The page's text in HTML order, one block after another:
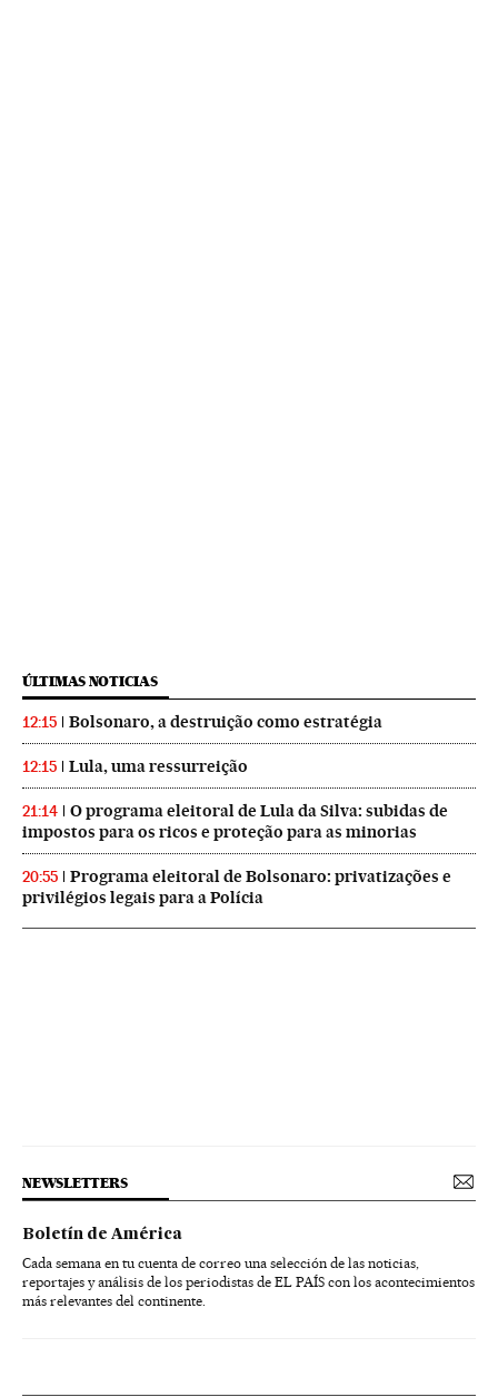
ÚLTIMAS NOTICIAS
12:15 Bolsonaro, a destruição como estratégia
12:15 Lula, uma ressurreição
21:14
O programa eleitoral de Lula da Silva: subidas de
impostos para os ricos e proteção para as minorias
20:55
Programa eleitoral de Bolsonaro: privatizações e
privilégios legais para a Polícia
NEWSLETTERS
Boletín de América
Cada semana en tu cuenta de correo una selección de las noticias,
reportajes y análisis de los periodistas de EL PAÍS con los acontecimientos
más relevantes del continente.